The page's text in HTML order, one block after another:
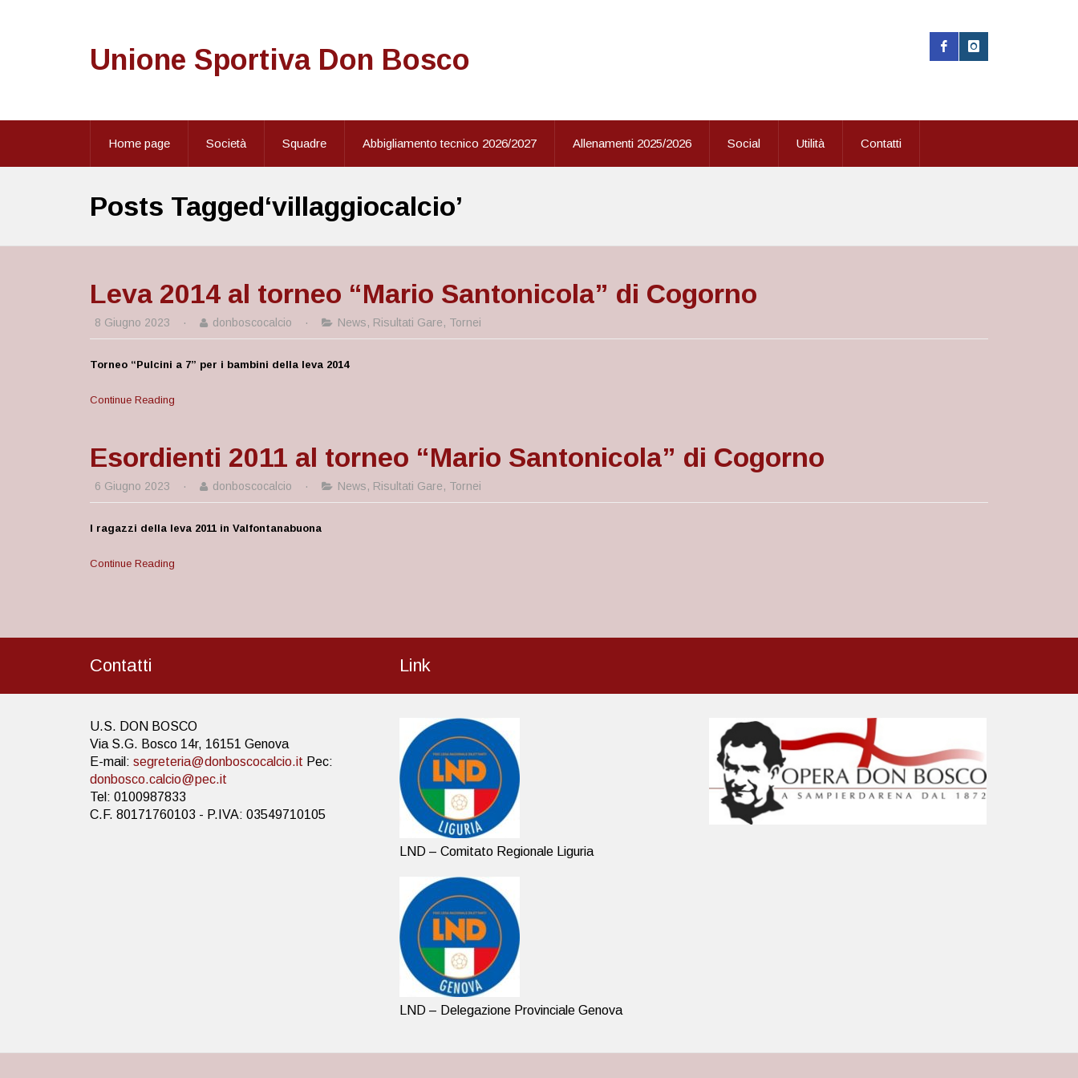
Unione Sportiva Don Bosco
Home page Società Squadre Abbigliamento tecnico 2026/2027 Allenamenti 2025/2026 Social Utilità Contatti
Posts Tagged‘villaggiocalcio’
Leva 2014 al torneo “Mario Santonicola” di Cogorno
8 Giugno 2023 · donboscocalcio · News, Risultati Gare, Tornei
Torneo “Pulcini a 7” per i bambini della leva 2014
Continue Reading
Esordienti 2011 al torneo “Mario Santonicola” di Cogorno
6 Giugno 2023 · donboscocalcio · News, Risultati Gare, Tornei
I ragazzi della leva 2011 in Valfontanabuona
Continue Reading
Contatti
U.S. DON BOSCO
Via S.G. Bosco 14r, 16151 Genova
E-mail: segreteria@donboscocalcio.it Pec:
donbosco.calcio@pec.it
Tel: 0100987833
C.F. 80171760103 - P.IVA: 03549710105
Link
LND – Comitato Regionale Liguria
LND – Delegazione Provinciale Genova